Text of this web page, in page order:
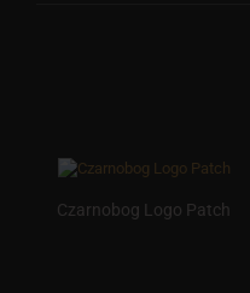
Czarnobog Logo Patch